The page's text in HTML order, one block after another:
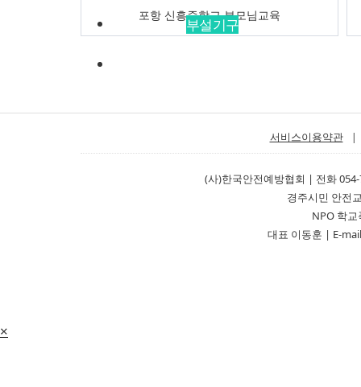
부설기구
포항 신흥중학교 부모님교육
서비스이용약관 |
(사)한국안전예방협회 | 전화
경주시민 안전
NPO 학
대표 이동훈 | E-
×